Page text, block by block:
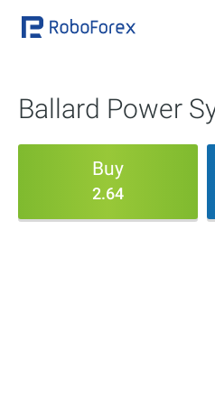
Ballard Power
Buy
2.64